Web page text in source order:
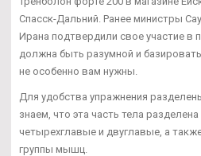
Спасск-Дальний. Ранее министры
Ирана подтвердили свое участие в
должна быть разумной и
не особенно вам нужны.
Для удобства упражнения
знаем, что эта часть тела
четырехглавые и двуглавые, а
группы мышц.